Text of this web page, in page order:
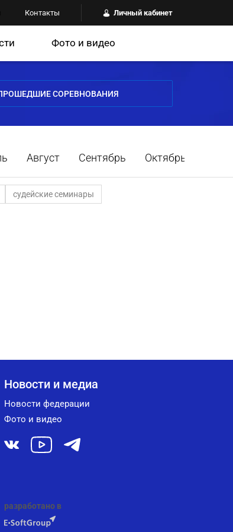
Контакты Личный кабинет
Фото и видео
СОРЕВНОВАНИЯ
Август Сентябрь Октябрь
судейские семинары
Новости и медиа
Новости федерации
Фото и видео
разработано в